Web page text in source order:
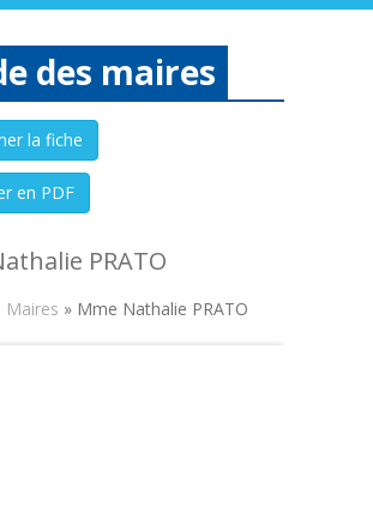
des maires
PRATO
Maires » Mme Nathalie PRATO